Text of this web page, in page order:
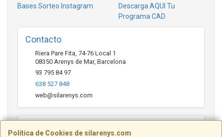
Política de Cookies de silarenys.com
Bases Sorteo Instagram
Descarga AQUI Tu
Programa CAD
Contacto
Riera Pare Fita, 74-76 Local 1
08350 Arenys de Mar, Barcelona
93 795 84 97
638 527 848
web@silarenys.com
Horario